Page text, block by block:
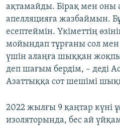
ақтамайды. Бірақ мен оны
апелляцияға жазбаймын.
есептеймін. Үкіметтің
мойындап тұрғаны сол
үшін алаңға шыққан
деп шағым бердім, – деді
Азаттыққа сот шешімі
2022 жылғы 9 қаңтар күні
изоляторында, бес ай